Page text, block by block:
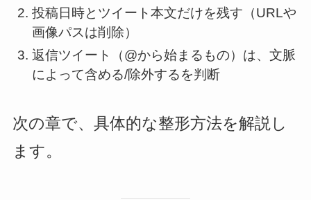
投稿日時とツイート本文だけを残す（URLや
画像パスは削除）
返信ツイート（@から始まるもの）は、文脈
によって含める/除外するを判断
次の章で、具体的な整形方法を解説し
ます。